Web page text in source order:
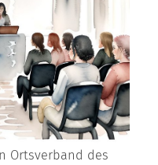
Ortsverband des